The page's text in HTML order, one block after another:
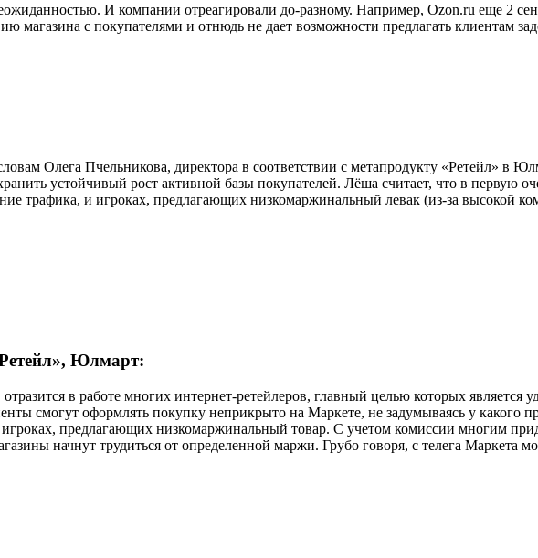
И компании отреагировали до-разному. Например, Ozon.ru еще 2
магазина с покупателями и отнюдь не дает возможности предлагать клиентам
Олега Пчельникова, директора в соответствии с метапродукту «Ретейл» в
устойчивый рост активной базы покупателей. Лёша считает, что в первую
трафика, и игроках, предлагающих низкомаржинальный левак (из-за высокой
Юлмарт:
в работе многих интернет-ретейлеров, главный целью которых является
смогут оформлять покупку неприкрыто на Маркете, не задумываясь у какого
предлагающих низкомаржинальный товар. С учетом комиссии многим
начнут трудиться от определенной маржи. Грубо говоря, с телега Маркета